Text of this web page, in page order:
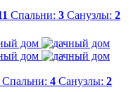
Спальни: 3 Санузлы: 2
Спальни: 4 Санузлы: 2